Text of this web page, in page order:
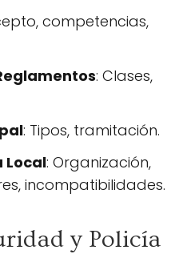
competencias,
: Clases,
: Tipos, tramitación.
Local: Organización,
incompatibilidades.
y Policía